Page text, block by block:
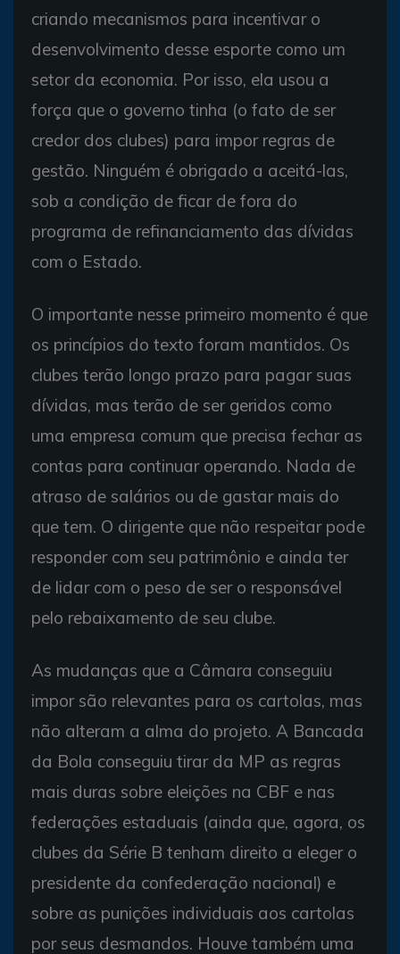
criando mecanismos para incentivar o
desenvolvimento desse esporte como um
setor da economia. Por isso, ela usou a
força que o governo tinha (o fato de ser
credor dos clubes) para impor regras de
gestão. Ninguém é obrigado a aceitá-las,
sob a condição de ficar de fora do
programa de refinanciamento das dívidas
com o Estado.
O importante nesse primeiro momento é que
os princípios do texto foram mantidos. Os
clubes terão longo prazo para pagar suas
dívidas, mas terão de ser geridos como
uma empresa comum que precisa fechar as
contas para continuar operando. Nada de
atraso de salários ou de gastar mais do
que tem. O dirigente que não respeitar pode
responder com seu patrimônio e ainda ter
de lidar com o peso de ser o responsável
pelo rebaixamento de seu clube.
As mudanças que a Câmara conseguiu
impor são relevantes para os cartolas, mas
não alteram a alma do projeto. A Bancada
da Bola conseguiu tirar da MP as regras
mais duras sobre eleições na CBF e nas
federações estaduais (ainda que, agora, os
clubes da Série B tenham direito a eleger o
presidente da confederação nacional) e
sobre as punições individuais aos cartolas
por seus desmandos. Houve também uma